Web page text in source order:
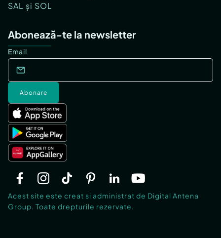
SAL și SOL
Abonează-te la newsletter
Email
Abonare
Acest site este creat si administrat de Digital Antena
Group. Toate drepturile rezervate.